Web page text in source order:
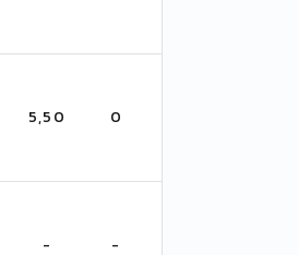
5,50 0
- -